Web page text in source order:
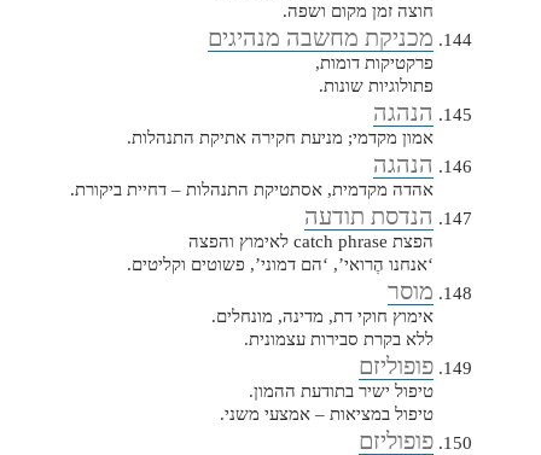
חוצה זמן מקום ושפה.
מכניקת מחשבה מנהיגים
פרקטיקות דומות,
פתולוגיות שונות.
הנהגה
אמון מקדמי; מניעת חקירה אתיקת התנהלות.
הנהגה
אהדה מקדמית, אסתטיקת התנהלות – דחיית ביקורת.
הנדסת תודעה
הפצת catch phrase לאימוץ והפצה
‘אנחנו הֶרואי’, ‘הם דמוני’, פשוטים וקליטים.
מוסר
אימוץ חוקי דת, מדינה, מונחלים.
ללא בקרת סבירות עצמונית.
פופוליזם
טיפול ישיר בתודעת ההמון.
טיפול במציאות – אמצעי משני.
פופוליזם